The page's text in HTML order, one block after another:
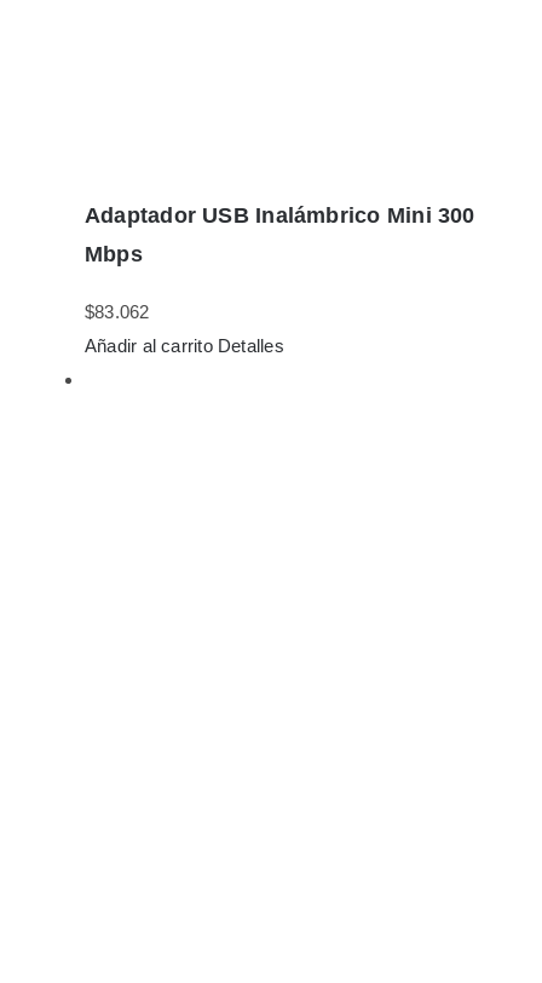
Adaptador USB Inalámbrico Mini 300
Mbps
$83.062
Añadir al carrito Detalles